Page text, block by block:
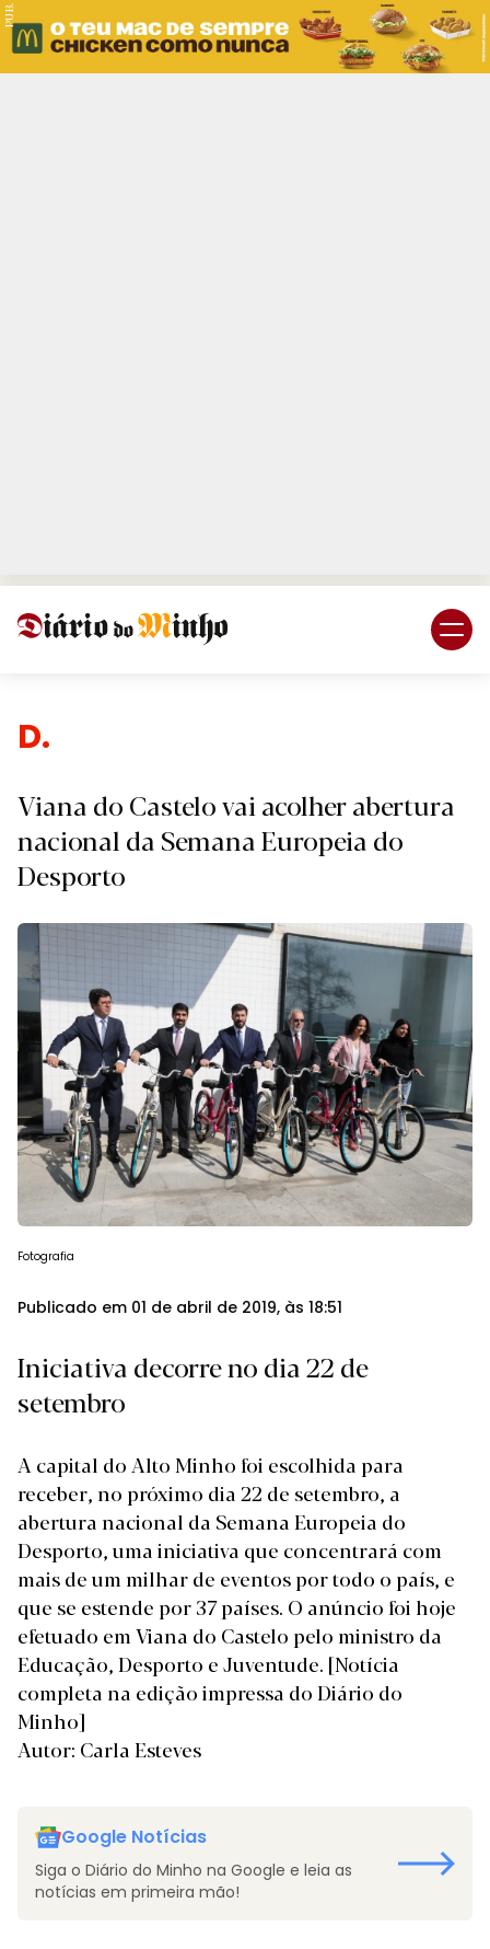
PUB.
Despor
Viana do Castelo vai acolher abertura
nacional da Semana Europeia do
Desporto
Fotografia
Publicado em 01 de abril de 2019, às 18:51
Iniciativa decorre no dia 22 de
setembro
A capital do Alto Minho foi escolhida para
receber, no próximo dia 22 de setembro, a
abertura nacional da Semana Europeia do
Desporto, uma iniciativa que concentrará com
mais de um milhar de eventos por todo o país, e
que se estende por 37 países. O anúncio foi hoje
efetuado em Viana do Castelo pelo ministro da
Educação, Desporto e Juventude. [Notícia
completa na edição impressa do Diário do
Minho]
Autor: Carla Esteves
Google Notícias
Siga o Diário do Minho na Google e leia as
notícias em primeira mão!